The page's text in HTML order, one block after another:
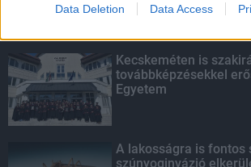
Data Deletion Data Access
Kecskeméten is
továbbképzésekkel
Egyetem
A lakosságra is fontos
szúnyoginvázió